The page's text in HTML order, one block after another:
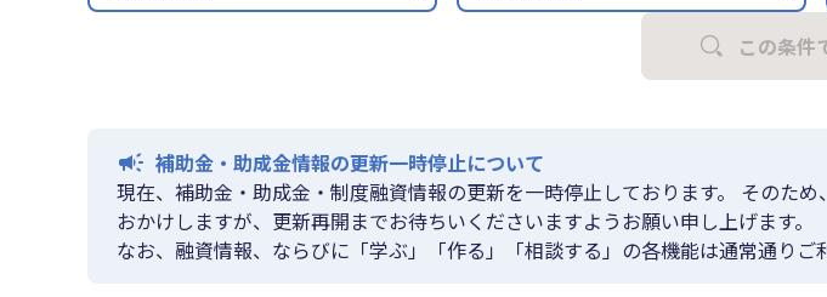
この条件
補助金・助成金情報の更新一時停止について
現在、補助金・助成金・制度融資情報の更新を一時停止しております。 そのた
おかけしますが、更新再開までお待ちいくださいますようお願い申し上げます。
なお、融資情報、ならびに「学ぶ」「作る」「相談する」の各機能は通常通りご